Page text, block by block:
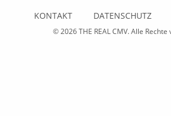
KONTAKT DATENSCHUTZ
© 2026THE REAL CMV. Alle